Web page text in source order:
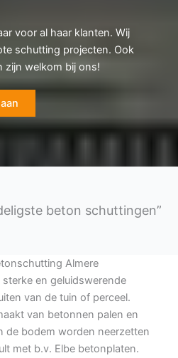
voor al haar klanten. Wij
schutting projecten. Ook
zijn welkom bij ons!
beton schuttingen”
Almere
en geluidswerende
van de tuin of perceel.
van betonnen palen en
de bodem worden neerzetten
met b.v. Elbe betonplaten.